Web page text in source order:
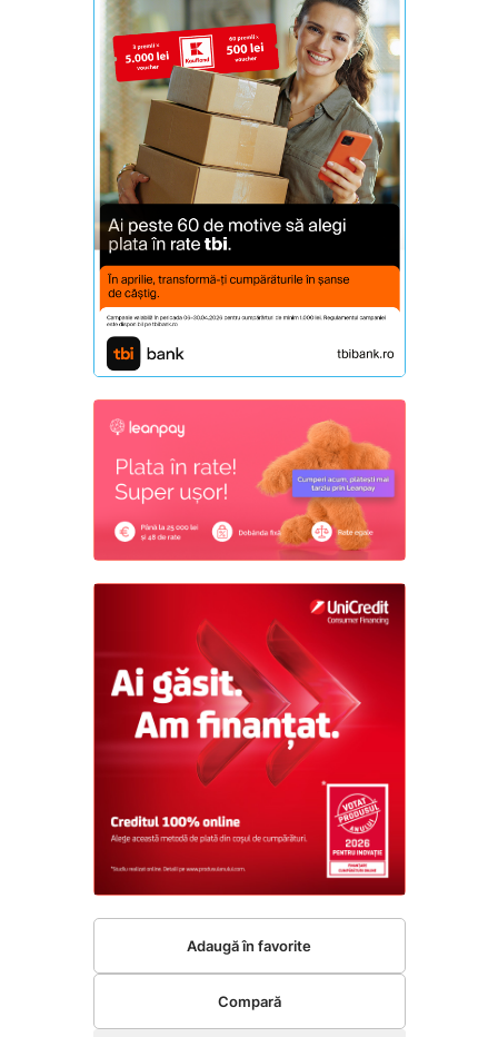
Adaugă în favorite
Compară